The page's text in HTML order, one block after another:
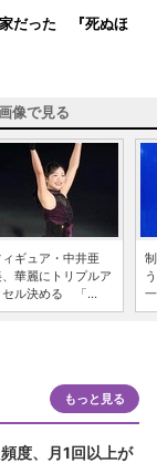
家だった 『死ぬほ
像で見る
ィギュア・中井亜
華麗にトリプルア
セル決める 「...
もっと見る
度、月1回以上が